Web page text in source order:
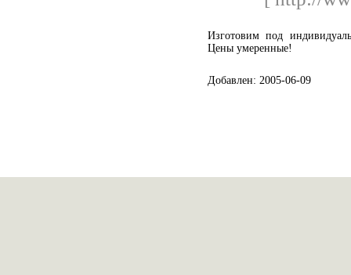
Изготовим под
Цены умеренные!
Добавлен: 2005-06-09